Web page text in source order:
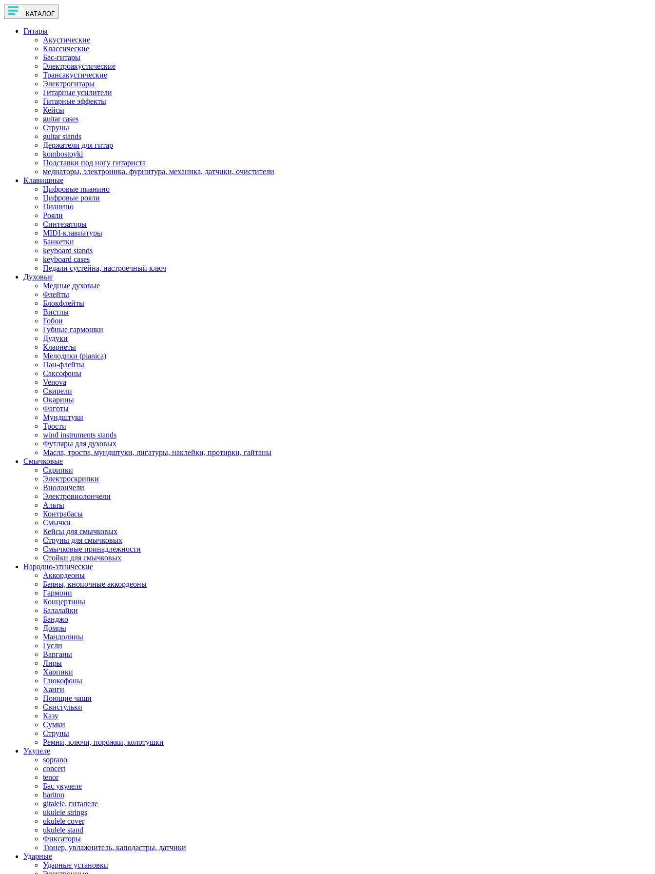
КАТАЛОГ
Гитары
Акустические
Классические
Бас-гитары
Электроакустические
Трансакустические
Электрогитары
Гитарные усилители
Гитарные эффекты
Кейсы
guitar cases
Струны
guitar stands
Держатели для гитар
kombostoyki
Подставки под ногу гитариста
медиаторы, электроника, фурнитура, механика, датчики, очистители
Клавишные
Цифровые пианино
Цифровые рояли
Пианино
Рояли
Синтезаторы
MIDI-клавиатуры
Банкетки
keyboard stands
keyboard cases
Педали сустейна, настроечный ключ
Духовые
Медные духовые
Флейты
Блокфлейты
Вистлы
Гобои
Губные гармошки
Дудуки
Кларнеты
Мелодики (pianica)
Пан-флейты
Саксофоны
Venova
Свирели
Окарины
Фаготы
Мундштуки
Трости
wind instruments stands
Футляры для духовых
Масла, трости, мундштуки, лигатуры, наклейки, протирки, гайтаны
Смычковые
Скрипки
Электроскрипки
Виолончели
Электровиолончели
Альты
Контрабасы
Смычки
Кейсы для смычковых
Струны для смычковых
Смычковые принадлежности
Стойки для смычковых
Народно-этнические
Аккордеоны
Баяны, кнопочные аккордеоны
Гармони
Концертины
Балалайки
Банджо
Домры
Мандолины
Гусли
Варганы
Лиры
Харпики
Глюкофоны
Ханги
Поющие чаши
Свистульки
Казу
Сумки
Струны
Ремни, ключи, порожки, колотушки
Укулеле
soprano
concert
tenor
Бас укулеле
bariton
gitalele, гиталеле
ukulele strings
ukulele cover
ukulele stand
Фиксаторы
Тюнер, увлажнитель, каподастры, датчики
Ударные
Ударные установки